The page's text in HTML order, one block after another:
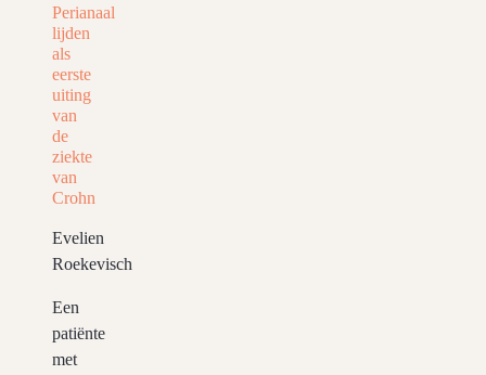
Perianaal
lijden
als
eerste
uiting
van
de
ziekte
van
Crohn
Evelien
Roekevisch
Een
patiënte
met